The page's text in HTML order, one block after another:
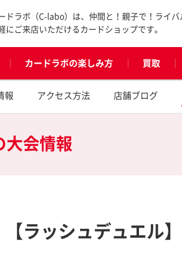
ドラボ（C-labo）は、仲間と！親子で！ライバ
にご来店いただけるカードショップです。
カードラボの楽しみ方 買取
報 アクセス方法 店舗ブログ
大会情報
【ラッシュデュエル